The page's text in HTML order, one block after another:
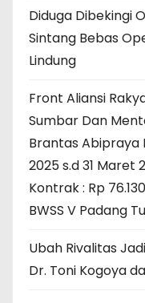
Diduga Dibekingi
Sintang Bebas
Lindung
Front Aliansi
Sumbar Dan
Brantas Abipraya
2025 s.d 31 Maret
Kontrak : Rp
BWSS V Padang
Ubah Rivalitas
Dr. Toni Kogoya